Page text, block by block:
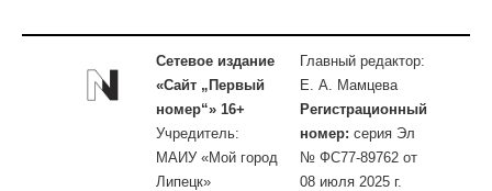
Сетевое издание
«Сайт „Первый
номер“» 16+
Учредитель:
МАИУ «Мой город
Липецк»
Главный редактор:
Е. А. Мамцева
Регистрационный
номер: серия Эл
№ ФС77-89762 от
08 июля 2025 г.